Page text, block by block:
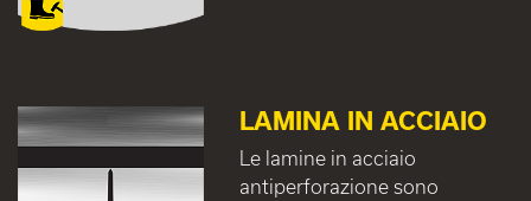
LAMINA IN ACCIAIO
Le lamine in acciaio
antiperforazione sono